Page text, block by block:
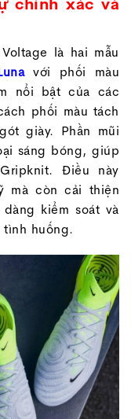
chính xác và
là hai mẫu
với phối màu
nổi bật của các
phối màu tách
giày. Phần mũi
sáng bóng, giúp
Điều này
mà còn cải thiện
kiểm soát và
huống.